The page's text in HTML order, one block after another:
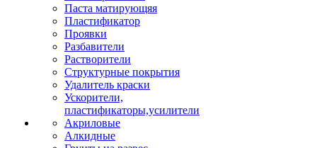
Паста матирующяя
Пластификатор
Проявки
Разбавители
Растворители
Структурные покрытия
Удалитель краски
Ускорители,
пластификаторы,усилители
Акриловые
Алкидные